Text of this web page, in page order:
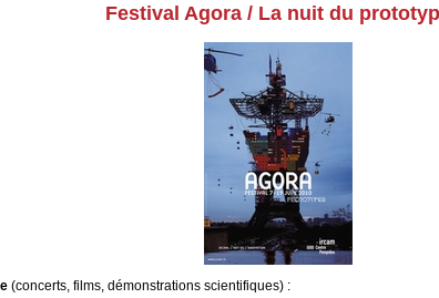
Festival Agora / La nuit du
(concerts, films, démonstrations scientifiques) :